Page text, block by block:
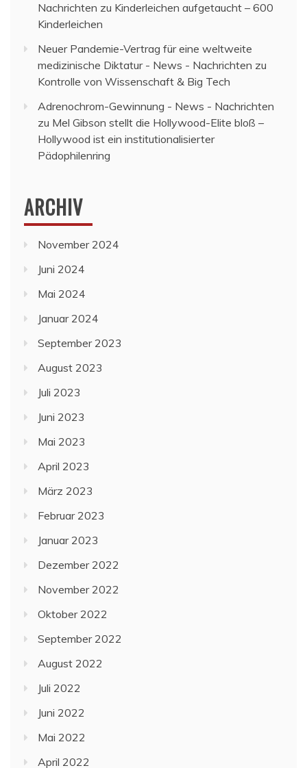
Nachrichten zu Kinderleichen aufgetaucht – 600
Kinderleichen
Neuer Pandemie-Vertrag für eine weltweite
medizinische Diktatur - News - Nachrichten zu
Kontrolle von Wissenschaft & Big Tech
Adrenochrom-Gewinnung - News - Nachrichten
zu Mel Gibson stellt die Hollywood-Elite bloß –
Hollywood ist ein institutionalisierter
Pädophilenring
ARCHIV
November 2024
Juni 2024
Mai 2024
Januar 2024
September 2023
August 2023
Juli 2023
Juni 2023
Mai 2023
April 2023
März 2023
Februar 2023
Januar 2023
Dezember 2022
November 2022
Oktober 2022
September 2022
August 2022
Juli 2022
Juni 2022
Mai 2022
April 2022